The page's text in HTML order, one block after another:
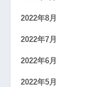
2022年8月
2022年7月
2022年6月
2022年5月